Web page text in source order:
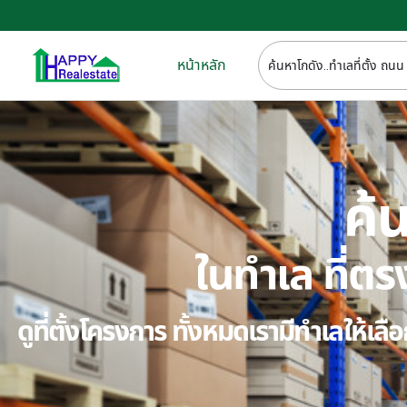
หน้าหลัก
ค้
ในทำเล ที่ต
ดูที่ตั้งโครงการ ทั้งหมดเรามีทำเลให้เ